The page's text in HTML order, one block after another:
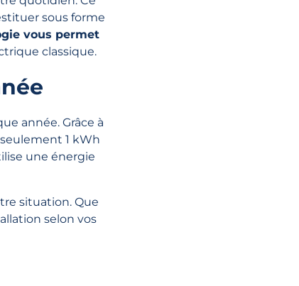
sous forme
vous permet
classique.
année. Grâce à
1 kWh
une énergie
situation. Que
selon vos